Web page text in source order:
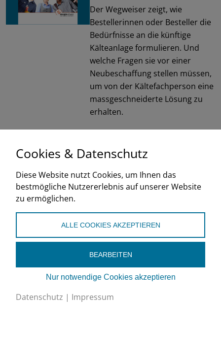
Der Wegweiser zeigt, wie
Bestellerinnen oder Besteller die
Bedürfnisse an die künftige
Kälteanlage formulieren. Und
welche Fragen sie vor einer
Neubeschaffung stellen müssen,
um von der Kältefachperson eine
massgeschneiderte Lösung zu
erhalten.
2018
de fr it
Schweizerischer Verband für Kältetechnik SVK
Eichistrasse 1, 6055 Alpnach Dorf
+41 (0)41 670 30 45
Cookies & Datenschutz
Diese Website nutzt Cookies, um Ihnen das
bestmögliche Nutzererlebnis auf unserer Website
zu ermöglichen.
ALLE COOKIES AKZEPTIEREN
BEARBEITEN
Nur notwendige Cookies akzeptieren
Datenschutz | Impressum